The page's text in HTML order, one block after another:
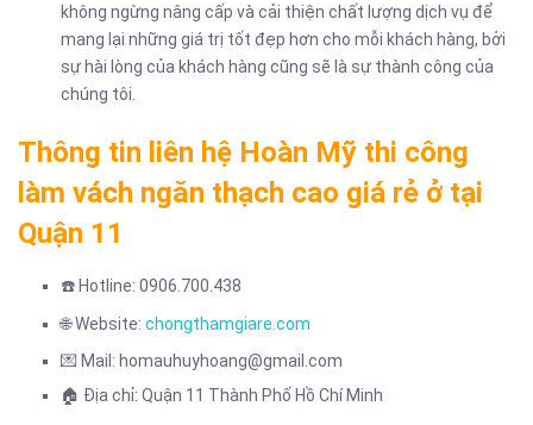
không ngừng nâng cấp và cải thiện chất lượng dịch vụ để
mang lại những giá trị tốt đẹp hơn cho mỗi khách hàng, bởi
sự hài lòng của khách hàng cũng sẽ là sự thành công của
chúng tôi.
Thông tin liên hệ Hoàn Mỹ thi công
làm vách ngăn thạch cao giá rẻ ở tại
Quận 11
☎️ Hotline: 0906.700.438
🌐 Website: chongthamgiare.com
💌 Mail: homauhuyhoang@gmail.com
🏠 Địa chỉ: Quận 11 Thành Phố Hồ Chí Minh